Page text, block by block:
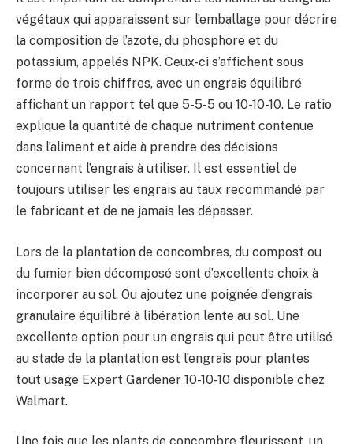
végétaux qui apparaissent sur l’emballage pour décrire
la composition de l’azote, du phosphore et du
potassium, appelés NPK. Ceux-ci s’affichent sous
forme de trois chiffres, avec un engrais équilibré
affichant un rapport tel que 5-5-5 ou 10-10-10. Le ratio
explique la quantité de chaque nutriment contenue
dans l’aliment et aide à prendre des décisions
concernant l’engrais à utiliser. Il est essentiel de
toujours utiliser les engrais au taux recommandé par
le fabricant et de ne jamais les dépasser.
Lors de la plantation de concombres, du compost ou
du fumier bien décomposé sont d’excellents choix à
incorporer au sol. Ou ajoutez une poignée d’engrais
granulaire équilibré à libération lente au sol. Une
excellente option pour un engrais qui peut être utilisé
au stade de la plantation est l’engrais pour plantes
tout usage Expert Gardener 10-10-10 disponible chez
Walmart.